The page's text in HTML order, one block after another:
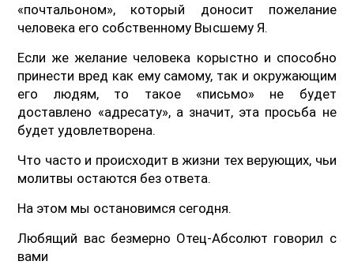
«почтальоном», который доносит пожелание
человека его собственному Высшему Я.
Если же желание человека корыстно и способно
принести вред как ему самому, так и окружающим
его людям, то такое «письмо» не будет
доставлено «адресату», а значит, эта просьба не
будет удовлетворена.
Что часто и происходит в жизни тех верующих, чьи
молитвы остаются без ответа.
На этом мы остановимся сегодня.
Любящий вас безмерно Отец-Абсолют говорил с
вами